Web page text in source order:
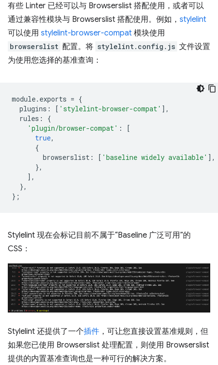
有些 Linter 已经可以与 Browserslist 搭配使用，或者可以
通过兼容性模块与 Browserslist 搭配使用。例如， stylelint
可以使用 stylelint-browser-compat 模块使用
browserslist 配置。将 stylelint.config.js 文件设置
为使用您选择的基准查询：
module. exports = {
plugins : [ 'stylelint-browser-compat' ],
rules :
{
'plugin/browser-compat' :
[
true,
{
browserslist : [ 'baseline widely available' ],
},
],
},
};
Stylelint 现在会标记目前不属于“Baseline 广泛可用”的
CSS：
Stylelint 还提供了一个插件 ，可让您直接设置基准规则，但
如果您已使用 Browserslist 处理配置，则使用 Browserslist
提供的内置基准查询也是一种可行的解决方案。